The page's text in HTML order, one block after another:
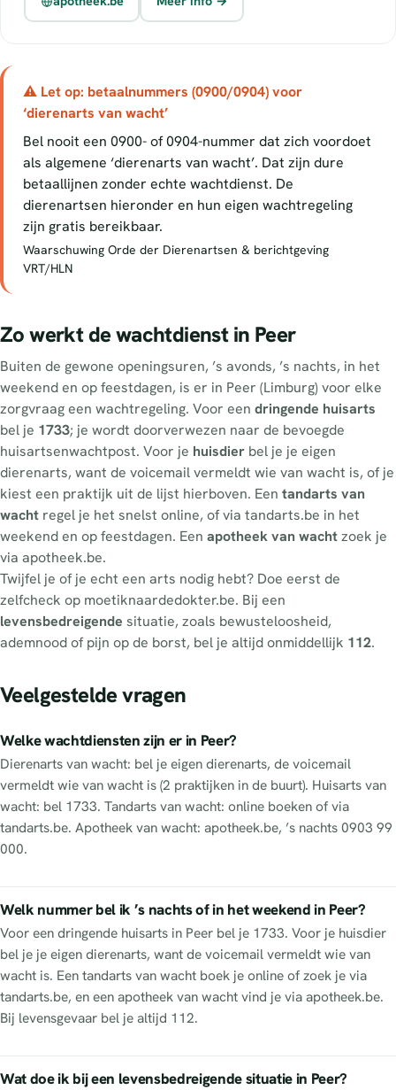
⚠ Let op: betaalnummers (0900/0904) voor
‘dierenarts van wacht’
Bel nooit een 0900- of 0904-nummer dat zich voordoet
als algemene ‘dierenarts van wacht’. Dat zijn dure
betaallijnen zonder echte wachtdienst. De
dierenartsen hieronder en hun eigen wachtregeling
zijn gratis bereikbaar.
Waarschuwing Orde der Dierenartsen & berichtgeving
VRT/HLN
Zo werkt de wachtdienst in Peer
Buiten de gewone openingsuren, ’s avonds, ’s nachts, in het
weekend en op feestdagen, is er in Peer (Limburg) voor elke
zorgvraag een wachtregeling. Voor een dringende huisarts
bel je 1733; je wordt doorverwezen naar de bevoegde
huisartsenwachtpost. Voor je huisdier bel je je eigen
dierenarts, want de voicemail vermeldt wie van wacht is, of je
kiest een praktijk uit de lijst hierboven. Een tandarts van
wacht regel je het snelst online, of via tandarts.be in het
weekend en op feestdagen. Een apotheek van wachtzoek je
via apotheek.be.
Twijfel je of je echt een arts nodig hebt? Doe eerst de
zelfcheck op moetiknaardedokter.be. Bij een
levensbedreigende situatie, zoals bewusteloosheid,
ademnood of pijn op de borst, bel je altijd onmiddellijk 112.
Veelgestelde vragen
Welke wachtdiensten zijn er in Peer?
Dierenarts van wacht: bel je eigen dierenarts, de voicemail
vermeldt wie van wacht is (2 praktijken in de buurt). Huisarts van
wacht: bel 1733. Tandarts van wacht: online boeken of via
tandarts.be. Apotheek van wacht: apotheek.be, ’s nachts 0903 99
000.
Welk nummer bel ik ’s nachts of in het weekend in Peer?
Voor een dringende huisarts in Peer bel je 1733. Voor je huisdier
bel je je eigen dierenarts, want de voicemail vermeldt wie van
wacht is. Een tandarts van wacht boek je online of zoek je via
tandarts.be, en een apotheek van wacht vind je via apotheek.be.
Bij levensgevaar bel je altijd 112.
Wat doe ik bij een levensbedreigende situatie in Peer?